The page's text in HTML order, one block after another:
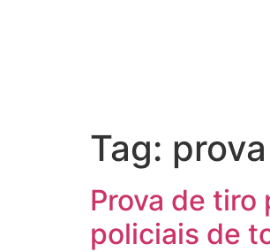
Tag: prova
Prova de
policiais de